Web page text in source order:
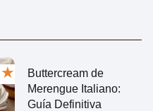
★
Buttercream de
Merengue Italiano:
Guía Definitiva